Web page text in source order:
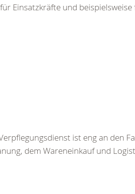
Einsatzkräfte und
ist eng an den
dem Wareneinkauf und